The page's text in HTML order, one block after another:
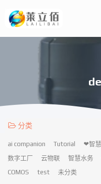
分类
ai companion Tutorial ❤智
数字工厂
云物联 智慧水务
COMOS
test 未分类